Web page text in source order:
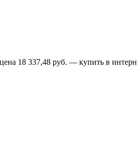
18 337,48 руб. — купить в